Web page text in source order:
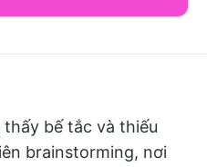
bế tắc và thiếu
brainstorming, nơi